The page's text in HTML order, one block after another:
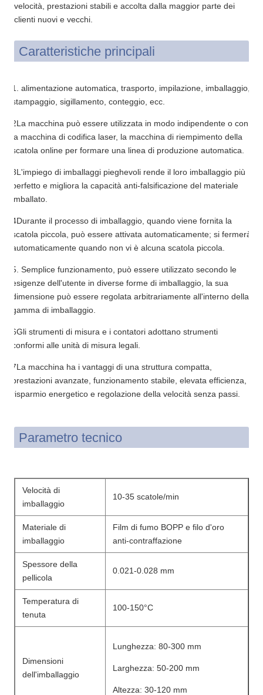
velocità, prestazioni stabili e accolta dalla maggior parte dei
clienti nuovi e vecchi.
Caratteristiche principali
1. alimentazione automatica, trasporto, impilazione, imballaggio,
stampaggio, sigillamento, conteggio, ecc.
2La macchina può essere utilizzata in modo indipendente o con
la macchina di codifica laser, la macchina di riempimento della
scatola online per formare una linea di produzione automatica.
3L'impiego di imballaggi pieghevoli rende il loro imballaggio più
perfetto e migliora la capacità anti-falsificazione del materiale
imballato.
4Durante il processo di imballaggio, quando viene fornita la
scatola piccola, può essere attivata automaticamente; si fermerà
automaticamente quando non vi è alcuna scatola piccola.
5. Semplice funzionamento, può essere utilizzato secondo le
esigenze dell'utente in diverse forme di imballaggio, la sua
dimensione può essere regolata arbitrariamente all'interno della
gamma di imballaggio.
6Gli strumenti di misura e i contatori adottano strumenti
conformi alle unità di misura legali.
7La macchina ha i vantaggi di una struttura compatta,
prestazioni avanzate, funzionamento stabile, elevata efficienza,
risparmio energetico e regolazione della velocità senza passi.
Parametro tecnico
Velocità di
imballaggio
10-35 scatole/min
Materiale di
imballaggio
Film di fumo BOPP e filo d'oro
anti-contraffazione
Spessore della
pellicola
0.021-0.028 mm
Temperatura di
tenuta
100-150°C
Dimensioni
dell'imballaggio
Lunghezza: 80-300 mm
Larghezza: 50-200 mm
Altezza: 30-120 mm